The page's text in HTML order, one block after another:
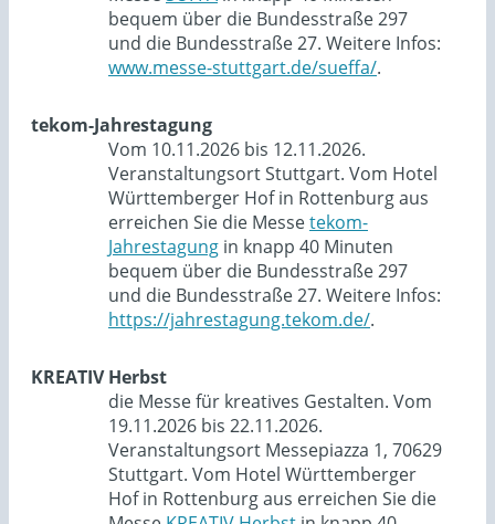
bequem über die Bundesstraße 297
und die Bundesstraße 27. Weitere Infos:
www.messe-stuttgart.de/sueffa/.
tekom-Jahrestagung
Vom 10.11.2026 bis 12.11.2026.
Veranstaltungsort Stuttgart. Vom Hotel
Württemberger Hof in Rottenburg aus
erreichen Sie die Messetekom-
Jahrestagung in knapp 40 Minuten
bequem über die Bundesstraße 297
und die Bundesstraße 27. Weitere Infos:
https://jahrestagung.tekom.de/.
KREATIV Herbst
die Messe für kreatives Gestalten. Vom
19.11.2026 bis 22.11.2026.
Veranstaltungsort Messepiazza 1, 70629
Stuttgart. Vom Hotel Württemberger
Hof in Rottenburg aus erreichen Sie die